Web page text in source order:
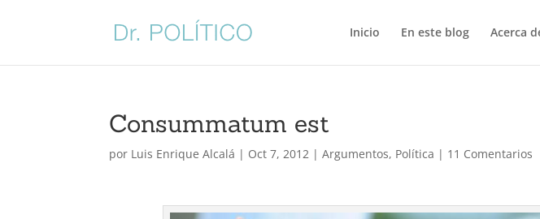
Inicio En este blog Acerca
Consummatum est
por Luis Enrique Alcalá | Oct 7, 2012 |Argumentos, Política | 11 Comentarios